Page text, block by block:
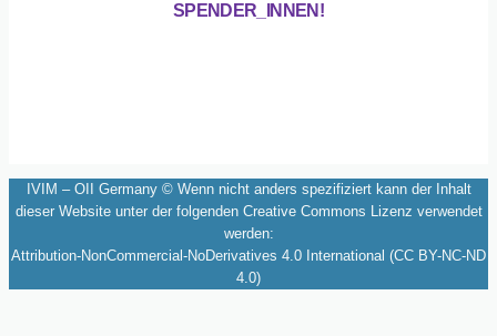
SPENDER_INNEN!
IVIM – OII Germany © Wenn nicht anders spezifiziert kann der Inhalt
dieser Website unter der folgenden Creative Commons Lizenz verwendet
werden:
Attribution-NonCommercial-NoDerivatives 4.0 International (CC BY-NC-ND
4.0)